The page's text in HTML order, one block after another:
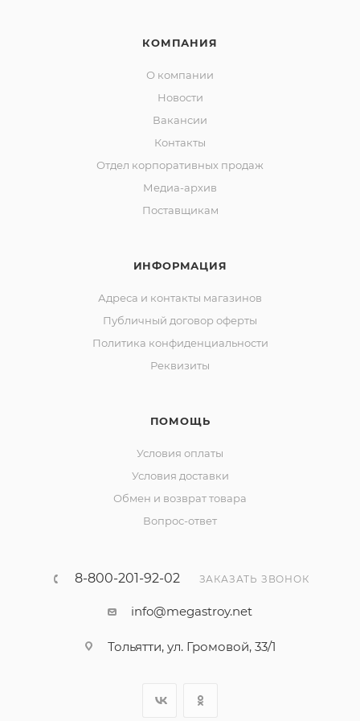
КОМПАНИЯ
О компании
Новости
Вакансии
Контакты
Отдел корпоративных продаж
Медиа-архив
Поставщикам
ИНФОРМАЦИЯ
Адреса и контакты магазинов
Публичный договор оферты
Политика конфиденциальности
Реквизиты
ПОМОЩЬ
Условия оплаты
Условия доставки
Обмен и возврат товара
Вопрос-ответ
8-800-201-92-02 ЗАКАЗАТЬ ЗВОНОК
info@megastroy.net
Тольятти, ул. Громовой, 33/1